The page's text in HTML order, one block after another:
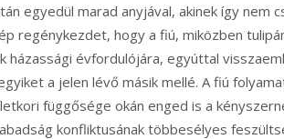
egyedül marad anyjával, akinek így nem
regénykezdet, hogy a fiú, miközben
házassági évfordulójára, egyúttal
a jelen lévő másik mellé. A fiú
függősége okán enged is a
konfliktusának többesélyes